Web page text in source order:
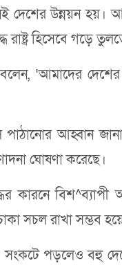
উন্নয়ন হয়।
হিসেবে গড়ে
‘আমাদের দেশের
পাঠানোর আহ্বান
ঘোষণা করেছে।
কারনে
সচল রাখা সম্ভব
সংকটে পড়লেও বহু